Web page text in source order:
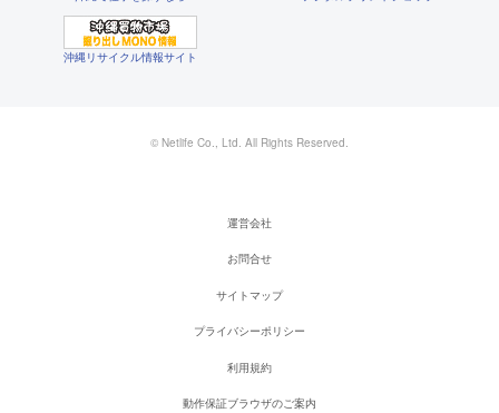
沖縄リサイクル情報サイト
© Netlife Co., Ltd. All Rights Reserved.
運営会社
お問合せ
サイトマップ
プライバシーポリシー
利用規約
動作保証ブラウザのご案内